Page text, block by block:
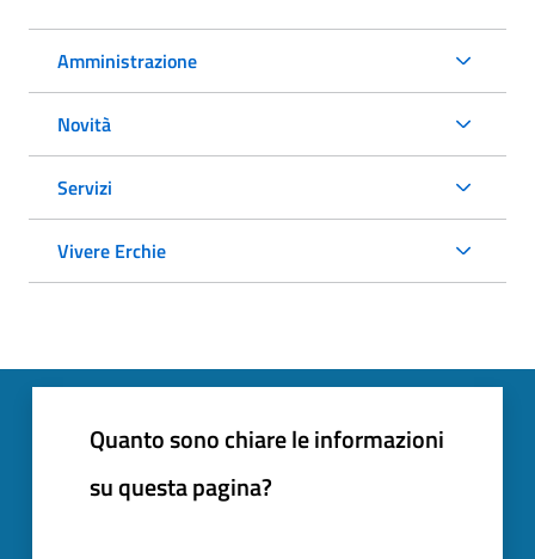
Amministrazione
Novità
Servizi
Vivere Erchie
Quanto sono chiare le informazioni
su questa pagina?